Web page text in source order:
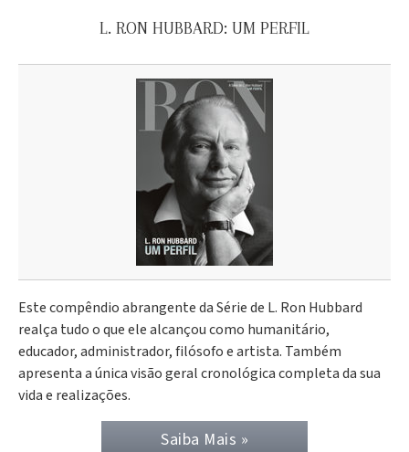
L. RON HUBBARD: UM PERFIL
Este compêndio abrangente da Série de L. Ron Hubbard
realça tudo o que ele alcançou como humanitário,
educador, administrador, filósofo e artista. Também
apresenta a única visão geral cronológica completa da sua
vida e realizações.
Saiba Mais »